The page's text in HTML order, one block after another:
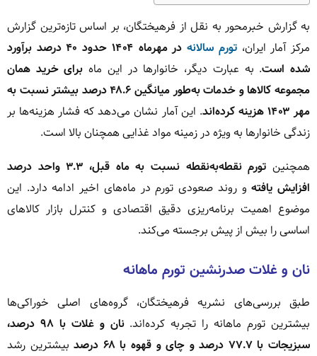
به گزارش خبرمحور به نقل از فرهیختگان، بر اساس تازه‌ترین گزارش
مرکز آمار ایران،تورم سالانه
در مهرماه ۱۴۰۴ حدود ۴۰ درصد برآورد
شده است. به عبارت دیگر، خانوارها در این ماه برای خرید همان
مجموعه کالاها و خدمات به‌طور میانگین ۴۸.۶ درصد بیشتر نسبت به
مهر ۱۴۰۳ هزینه کرده‌اند
. این آمار نشان می‌دهد که فشار هزینه‌ها بر
زندگی خانوارها به ویژه در زمینه مواد غذایی همچنان بالا است.
همچنین
تورم نقطه‌به‌نقطه نسبت به ماه قبل، ۳.۳ واحد درصد
افزایش یافتهو روند صعودی تورم در ماه‌های اخیر ادامه دارد. این
موضوع اهمیت برنامه‌ریزی دقیق اقتصادی و کنترل بازار کالاهای
اساسی را بیش از پیش برجسته می‌کند.
نان و غلات صدرنشین تورم ماهانه
طبق بررسی‌های نشریه فرهیختگان، گروه‌های اصلی خوراکی‌ها
بیشترین تورم ماهانه را تجربه کرده‌اند.
نان و غلات با ۹۸ درصد،
سبزیجات با ۷۷.۷ درصد و چای و قهوه با ۶۸ درصد
بیشترین رشد